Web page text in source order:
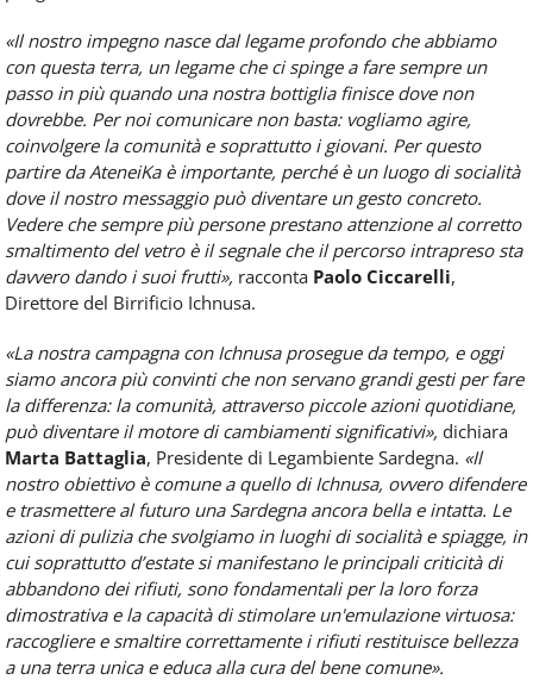
«Il nostro impegno nasce dal legame profondo che abbiamo
con questa terra, un legame che ci spinge a fare sempre un
passo in più quando una nostra bottiglia finisce dove non
dovrebbe. Per noi comunicare non basta: vogliamo agire,
coinvolgere la comunità e soprattutto i giovani. Per questo
partire da AteneiKa è importante, perché è un luogo di socialità
dove il nostro messaggio può diventare un gesto concreto.
Vedere che sempre più persone prestano attenzione al corretto
smaltimento del vetro è il segnale che il percorso intrapreso sta
davvero dando i suoi frutti», racconta Paolo Ciccarelli,
Direttore del Birrificio Ichnusa.
«La nostra campagna con Ichnusa prosegue da tempo, e oggi
siamo ancora più convinti che non servano grandi gesti per fare
la differenza: la comunità, attraverso piccole azioni quotidiane,
può diventare il motore di cambiamenti significativi», dichiara
Marta Battaglia, Presidente di Legambiente Sardegna. «Il
nostro obiettivo è comune a quello di Ichnusa, ovvero difendere
e trasmettere al futuro una Sardegna ancora bella e intatta. Le
azioni di pulizia che svolgiamo in luoghi di socialità e spiagge, in
cui soprattutto d’estate si manifestano le principali criticità di
abbandono dei rifiuti, sono fondamentali per la loro forza
dimostrativa e la capacità di stimolare un'emulazione virtuosa:
raccogliere e smaltire correttamente i rifiuti restituisce bellezza
a una terra unica e educa alla cura del bene comune».